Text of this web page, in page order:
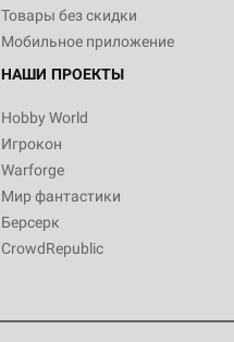
Товары без скидки
Мобильное приложение
НАШИ ПРОЕКТЫ
Hobby World
Игрокон
Warforge
Мир фантастики
Берсерк
CrowdRepublic